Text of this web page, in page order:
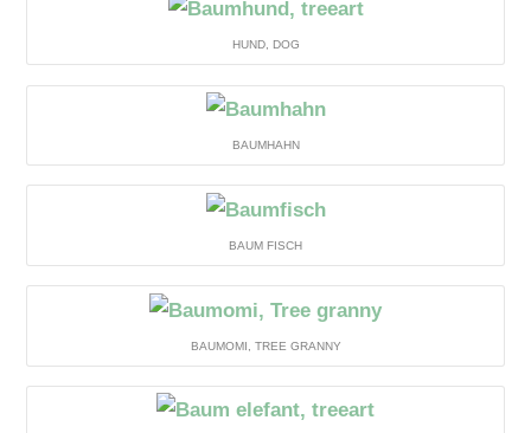
HUND, DOG
BAUMHAHN
BAUM FISCH
BAUMOMI, TREE GRANNY